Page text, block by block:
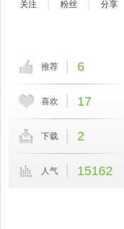
关注 粉丝 分享
推荐 6
喜欢 17
下载 2
人气 15162